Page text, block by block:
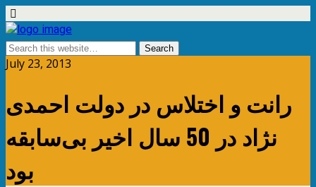
July 23, 2013
رانت و اختلاس در دولت احمدی
نژاد در 50 سال اخیر بی‌سابقه
بود